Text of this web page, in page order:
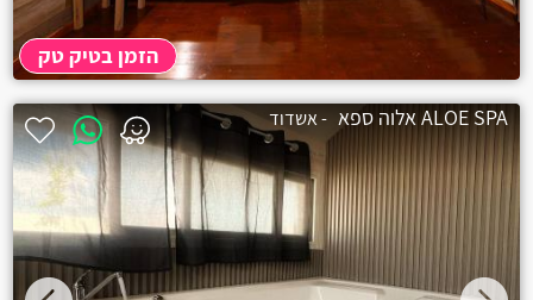
הזמן בטיק טק
ALOE SPA אלוה ספא - אשדוד